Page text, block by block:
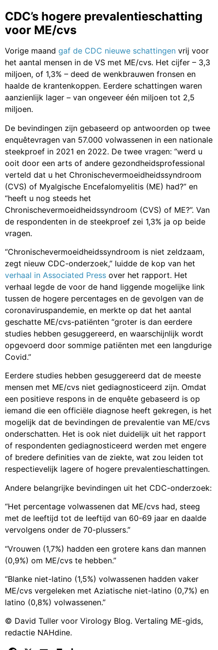
CDC’s hogere prevalentieschatting
voor ME/cvs
Vorige maand gaf de CDC nieuwe schattingen vrij voor
het aantal mensen in de VS met ME/cvs. Het cijfer – 3,3
miljoen, of 1,3% – deed de wenkbrauwen fronsen en
haalde de krantenkoppen. Eerdere schattingen waren
aanzienlijk lager – van ongeveer één miljoen tot 2,5
miljoen.
De bevindingen zijn gebaseerd op antwoorden op twee
enquêtevragen van 57.000 volwassenen in een nationale
steekproef in 2021 en 2022. De twee vragen: “werd u
ooit door een arts of andere gezondheidsprofessional
verteld dat u het Chronischevermoeidheidssyndroom
(CVS) of Myalgische Encefalomyelitis (ME) had?” en
“heeft u nog steeds het
Chronischevermoeidheidssyndroom (CVS) of ME?”. Van
de respondenten in de steekproef zei 1,3% ja op beide
vragen.
“Chronischevermoeidheidssyndroom is niet zeldzaam,
zegt nieuw CDC-onderzoek,” luidde de kop van het
verhaal in Associated Press over het rapport. Het
verhaal legde de voor de hand liggende mogelijke link
tussen de hogere percentages en de gevolgen van de
coronaviruspandemie, en merkte op dat het aantal
geschatte ME/cvs-patiënten “groter is dan eerdere
studies hebben gesuggereerd, en waarschijnlijk wordt
opgevoerd door sommige patiënten met een langdurige
Covid.”
Eerdere studies hebben gesuggereerd dat de meeste
mensen met ME/cvs niet gediagnosticeerd zijn. Omdat
een positieve respons in de enquête gebaseerd is op
iemand die een officiële diagnose heeft gekregen, is het
mogelijk dat de bevindingen de prevalentie van ME/cvs
onderschatten. Het is ook niet duidelijk uit het rapport
of respondenten gediagnosticeerd werden met engere
of bredere definities van de ziekte, wat zou leiden tot
respectievelijk lagere of hogere prevalentieschattingen.
Andere belangrijke bevindingen uit het CDC-onderzoek:
“Het percentage volwassenen dat ME/cvs had, steeg
met de leeftijd tot de leeftijd van 60-69 jaar en daalde
vervolgens onder de 70-plussers.”
“Vrouwen (1,7%) hadden een grotere kans dan mannen
(0,9%) om ME/cvs te hebben.”
“Blanke niet-latino (1,5%) volwassenen hadden vaker
ME/cvs vergeleken met Aziatische niet-latino (0,7%) en
latino (0,8%) volwassenen.”
© David Tuller voor Virology Blog. Vertaling ME-gids,
redactie NAHdine.